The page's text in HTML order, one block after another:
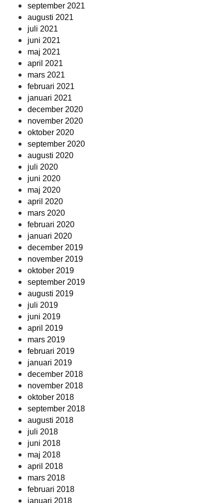
september 2021
augusti 2021
juli 2021
juni 2021
maj 2021
april 2021
mars 2021
februari 2021
januari 2021
december 2020
november 2020
oktober 2020
september 2020
augusti 2020
juli 2020
juni 2020
maj 2020
april 2020
mars 2020
februari 2020
januari 2020
december 2019
november 2019
oktober 2019
september 2019
augusti 2019
juli 2019
juni 2019
april 2019
mars 2019
februari 2019
januari 2019
december 2018
november 2018
oktober 2018
september 2018
augusti 2018
juli 2018
juni 2018
maj 2018
april 2018
mars 2018
februari 2018
januari 2018